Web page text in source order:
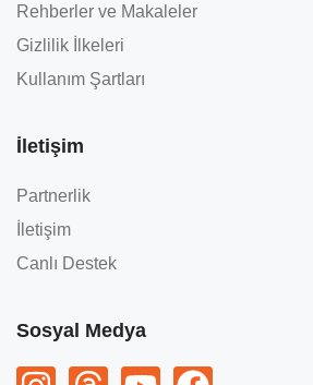
Rehberler ve Makaleler
Gizlilik İlkeleri
Kullanım Şartları
İletişim
Partnerlik
İletişim
Canlı Destek
Sosyal Medya